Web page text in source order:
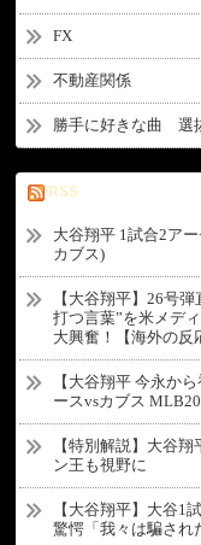
FX
不動産関係
勝手に好きな曲 選
RSS
大谷翔平 1試合2アー
カブス)
【大谷翔平】26号
打つ言葉”を米メデ
大興奮！【海外の反
【大谷翔平 今永か
ースvsカブス
【特別解説】大谷
ン王も視野に
【大谷翔平】大谷1
驚愕「我々は騙され